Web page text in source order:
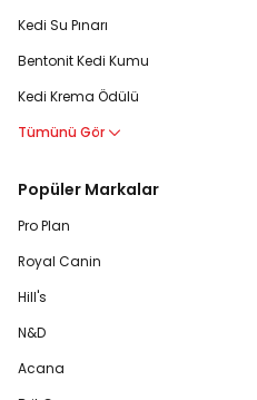
Kedi Su Pınarı
Bentonit Kedi Kumu
Kedi Krema Ödülü
Tümünü Gör
Popüler Markalar
Pro Plan
Royal Canin
Hill's
N&D
Acana